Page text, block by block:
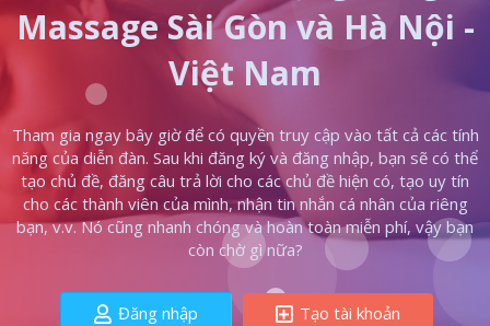
Massage Sài Gòn và Hà Nội -
Việt Nam
Tham gia ngay bây giờ để có quyền truy cập vào tất cả các tính
năng của diễn đàn. Sau khi đăng ký và đăng nhập, bạn sẽ có thể
tạo chủ đề, đăng câu trả lời cho các chủ đề hiện có, tạo uy tín
cho các thành viên của mình, nhận tin nhắn cá nhân của riêng
bạn, v.v. Nó cũng nhanh chóng và hoàn toàn miễn phí, vậy bạn
còn chờ gì nữa?
Đăng nhập Tạo tài khoản